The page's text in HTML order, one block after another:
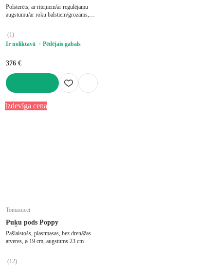
Polsterēts, ar riteņiem/ar regulējamu
augstumu/ar roku balstiem/grozāms,
(1)
Ir noliktavā
Pēdējais gabals
376 €
Izdevīga cena
Tomasucci
Puķu pods Poppy
Pašlaistošs, plastmasas, bez drenāžas
atveres, ø 19 cm, augstums 23 cm
(12)